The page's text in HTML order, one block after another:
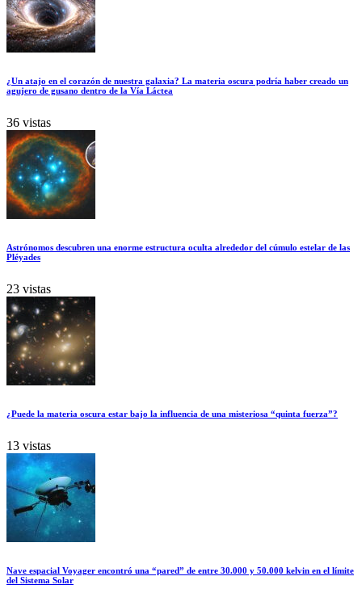
¿Un atajo en el corazón de nuestra galaxia? La materia oscura podría haber creado un
agujero de gusano dentro de la Vía Láctea
36 vistas
Astrónomos descubren una enorme estructura oculta alrededor del cúmulo estelar de las
Pléyades
23 vistas
¿Puede la materia oscura estar bajo la influencia de una misteriosa “quinta fuerza”?
13 vistas
Nave espacial Voyager encontró una “pared” de entre 30.000 y 50.000 kelvin en el límite
del Sistema Solar